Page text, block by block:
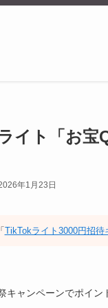
イト「お宝
年1月23日
TikTokライト3000円招待
キャンペーンでポイ